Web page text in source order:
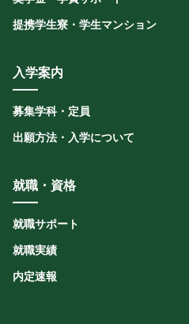
提携学生寮・学生マンション
入学案内
募集学科・定員
出願方法・入学について
就職・資格
就職サポート
就職実績
内定速報